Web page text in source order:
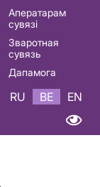
Аператарам
сувязі
Зваротная
сувязь
Дапамога
RU BE EN